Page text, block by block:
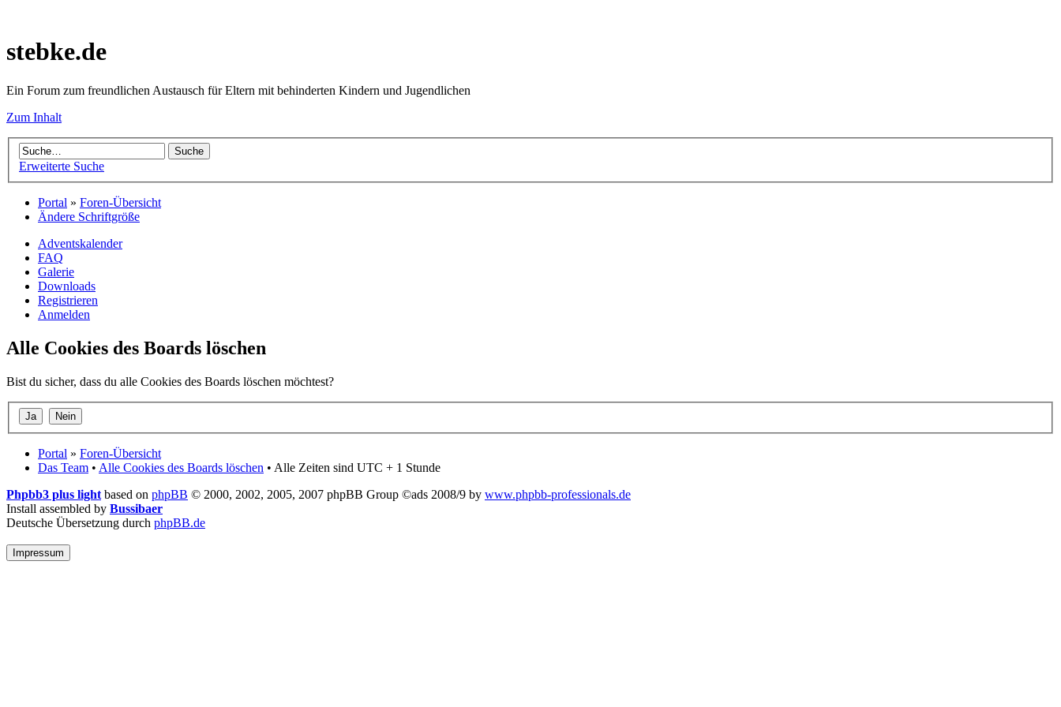
stebke.de
Ein Forum zum freundlichen Austausch für Eltern mit behinderten Kindern und Jugendlichen
Zum Inhalt
Erweiterte Suche
Portal » Foren-Übersicht
Ändere Schriftgröße
Adventskalender
FAQ
Galerie
Downloads
Registrieren
Anmelden
Alle Cookies des Boards löschen
Bist du sicher, dass du alle Cookies des Boards löschen möchtest?
Portal » Foren-Übersicht
Das Team • Alle Cookies des Boards löschen • Alle Zeiten sind UTC + 1 Stunde
Phpbb3 plus light based on phpBB © 2000, 2002, 2005, 2007 phpBB Group ©ads 2008/9 by www.phpbb-professionals.de
Install assembled by Bussibaer
Deutsche Übersetzung durch phpBB.de